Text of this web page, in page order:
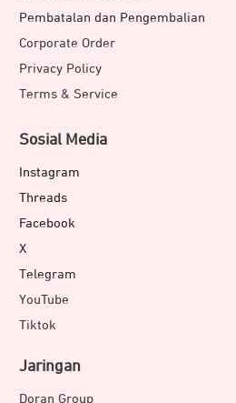
Pembatalan dan Pengembalian
Corporate Order
Privacy Policy
Terms & Service
Sosial Media
Instagram
Threads
Facebook
X
Telegram
YouTube
Tiktok
Jaringan
Doran Group